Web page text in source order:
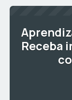
Receba